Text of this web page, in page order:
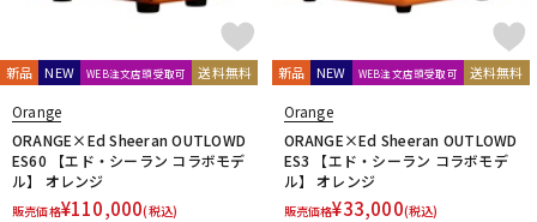
新品 NEW WEB注文店頭受取可 送料無料
Orange
ORANGE×Ed Sheeran OUTLOWD
ES60 【エド・シーラン コラボモデ
ル】 オレンジ
販売価格¥110,000(税込)
新品 NEW WEB注文店頭受取可 送料無料
Orange
ORANGE×Ed Sheeran OUTLOWD
ES3 【エド・シーラン コラボモデ
ル】 オレンジ
販売価格¥33,000(税込)